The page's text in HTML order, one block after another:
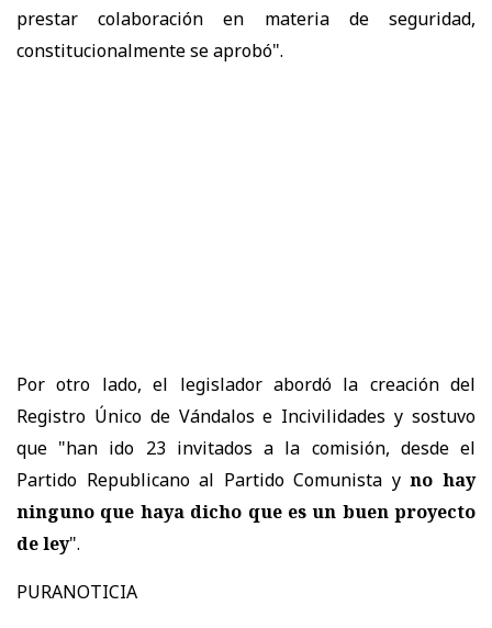
prestar colaboración en materia de seguridad,
constitucionalmente se aprobó".
Por otro lado, el legislador abordó la creación del
Registro Único de Vándalos e Incivilidades y sostuvo
que "han ido 23 invitados a la comisión, desde el
Partido Republicano al Partido Comunista yno hay
ninguno que haya dicho que es un buen proyecto
de ley".
PURANOTICIA